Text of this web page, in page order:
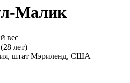
Малик
вес
лет)
штат Мэриленд, США